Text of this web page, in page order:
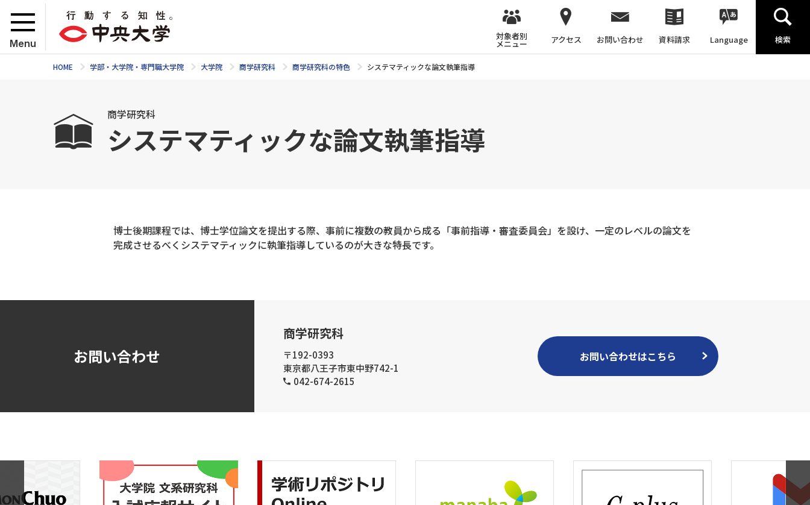
Menu
対象者別
メニュー アクセス お問い合わせ 資料請求 Language 検索
HOME 学部・大学院・専門職大学院 大学院 商学研究科 商学研究科の特色 システマティックな論文執筆指導
商学研究科
システマティックな論文執筆指導
博士後期課程では、博士学位論文を提出する際、事前に複数の教員から成る「事前指導・審査委員会」を設け、一定のレベルの論文を
完成させるべくシステマティックに執筆指導しているのが大きな特長です。
お問い合わせ
商学研究科
〒192-0393
東京都八王子市東中野742-1
042-674-2615
お問い合わせはこちら